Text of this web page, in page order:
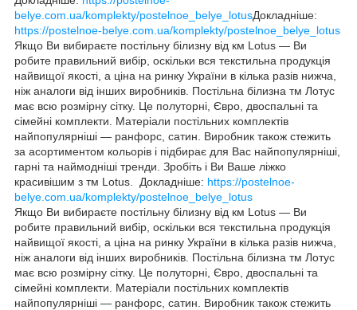
belye.com.ua/komplekty/postelnoe_belye_lotusДокладніше:
https://postelnoe-belye.com.ua/komplekty/postelnoe_belye_lotus
Якщо Ви вибираєте постільну білизну від км Lotus — Ви
робите правильний вибір, оскільки вся текстильна продукція
найвищої якості, а ціна на ринку України в кілька разів нижча,
ніж аналоги від інших виробників. Постільна білизна тм Лотус
має всю розмірну сітку. Це полуторні, Євро, двоспальні та
сімейні комплекти. Матеріали постільних комплектів
найпопулярніші — ранфорс, сатин. Виробник також стежить
за асортиментом кольорів і підбирає для Вас найпопулярніші,
гарні та наймодніші тренди. Зробіть і Ви Ваше ліжко
красивішим з тм Lotus. Докладніше: https://postelnoe-
belye.com.ua/komplekty/postelnoe_belye_lotus
Якщо Ви вибираєте постільну білизну від км Lotus — Ви
робите правильний вибір, оскільки вся текстильна продукція
найвищої якості, а ціна на ринку України в кілька разів нижча,
ніж аналоги від інших виробників. Постільна білизна тм Лотус
має всю розмірну сітку. Це полуторні, Євро, двоспальні та
сімейні комплекти. Матеріали постільних комплектів
найпопулярніші — ранфорс, сатин. Виробник також стежить